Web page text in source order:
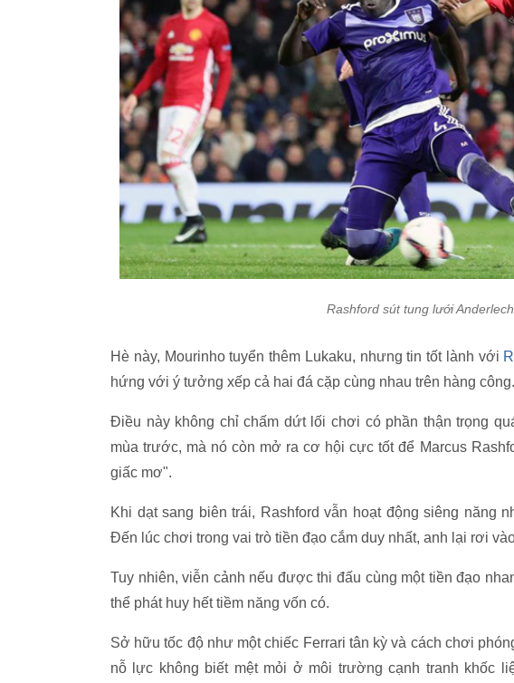
Rashford sút tung lưới
Hè này, Mourinho tuyển thêm Lukaku, nhưng tin tốt lành với
hứng với ý tưởng xếp cả hai đá cặp cùng nhau trên hàng công.
Điều này không chỉ chấm dứt lối chơi có phần thận trọng
mùa trước, mà nó còn mở ra cơ hội cực tốt để Marcus
giấc mơ".
Khi dạt sang biên trái, Rashford vẫn hoạt động siêng năng
Đến lúc chơi trong vai trò tiền đạo cắm duy nhất, anh lại rơi
Tuy nhiên, viễn cảnh nếu được thi đấu cùng một tiền đạo
thể phát huy hết tiềm năng vốn có.
Sở hữu tốc độ như một chiếc Ferrari tân kỳ và cách chơi
nỗ lực không biết mệt mỏi ở môi trường cạnh tranh khốc